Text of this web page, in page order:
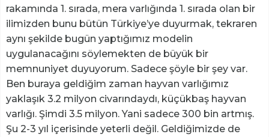
rakamında 1. sırada, mera varlığında 1. sırada olan bir
ilimizden bunu bütün Türkiye’ye duyurmak, tekraren
aynı şekilde bugün yaptığımız modelin
uygulanacağını söylemekten de büyük bir
memnuniyet duyuyorum. Sadece şöyle bir şey var.
Ben buraya geldiğim zaman hayvan varlığımız
yaklaşık 3.2 milyon civarındaydı, küçükbaş hayvan
varlığı. Şimdi 3.5 milyon. Yani sadece 300 bin artmış.
Şu 2-3 yıl içerisinde yeterli değil. Geldiğimizde de